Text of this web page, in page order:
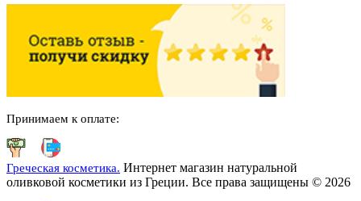
Принимаем к оплате:
Греческая косметика. Интернет магазин натуральной
оливковой косметики из Греции. Все права защищены © 2026